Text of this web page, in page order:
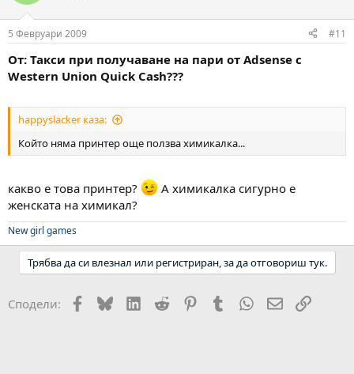
5 Февруари 2009 #11
От: Такси при получаване на пари от Adsense с
Western Union Quick Cash???
happyslacker каза:
Който няма принтер още ползва химикалка...
какво е това принтер?
А химикалка сигурно е
женската на химикал?
New girl games
Трябва да си влезнал или регистриран, за да отговориш тук.
Сподели: Facebook
BlueskyLinkedIn
Reddit PinterestTumblr WhatsApp
EmailLink